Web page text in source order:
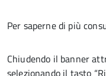
Per saperne di più
Chiudendo il banner
selezionando il tasto